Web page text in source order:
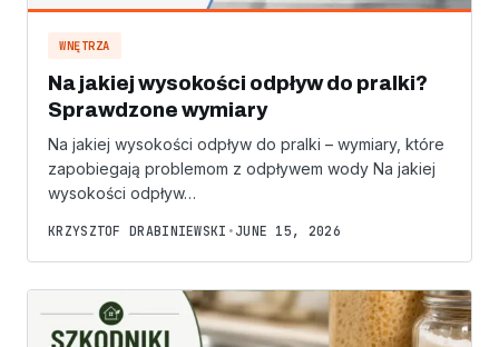
WNĘTRZA
Na jakiej wysokości odpływ do pralki?
Sprawdzone wymiary
Na jakiej wysokości odpływ do pralki – wymiary, które
zapobiegają problemom z odpływem wody Na jakiej
wysokości odpływ…
KRZYSZTOF DRABINIEWSKI • JUNE 15, 2026